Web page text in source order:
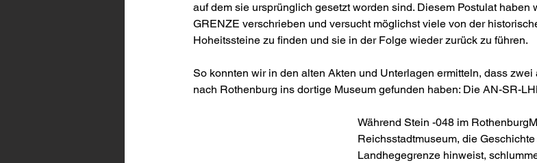
auf dem sie ursprünglich gesetzt worden sind. Diesem Postulat haben
GRENZE verschrieben und versucht möglichst viele von der
Hoheitssteine zu finden und sie in der Folge wieder zurück zu führen.
So konnten wir in den alten Akten und Unterlagen ermitteln, dass
nach Rothenburg ins dortige Museum gefunden haben: Die AN-SR-
Während Stein -048 im
Reichsstadtmuseum, die
Landhegegrenze hinweist,